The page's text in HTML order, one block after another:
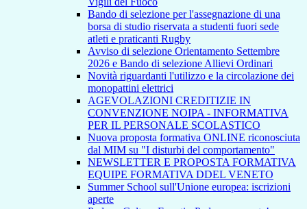
Bando di selezione per l'assegnazione di una
borsa di studio riservata a studenti fuori sede
atleti e praticanti Rugby
Avviso di selezione Orientamento Settembre
2026 e Bando di selezione Allievi Ordinari
Novità riguardanti l'utilizzo e la circolazione dei
monopattini elettrici
AGEVOLAZIONI CREDITIZIE IN
CONVENZIONE NOIPA - INFORMATIVA
PER IL PERSONALE SCOLASTICO
Nuova proposta formativa ONLINE riconosciuta
dal MIM su "I disturbi del comportamento"
NEWSLETTER E PROPOSTA FORMATIVA
EQUIPE FORMATIVA DDEL VENETO
Summer School sull'Unione europea: iscrizioni
aperte